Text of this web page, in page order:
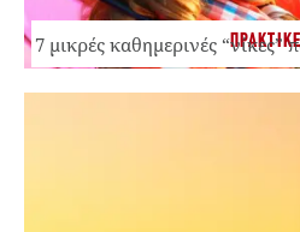
7 μικρές καθημερινές